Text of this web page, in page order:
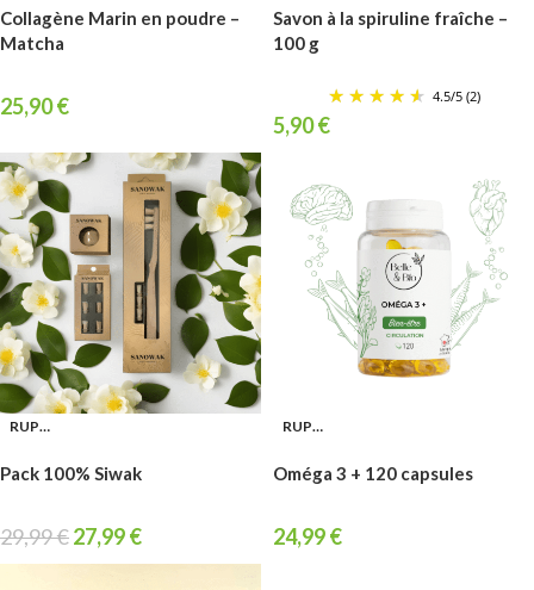
Collagène Marin en poudre –
Matcha
25,90€
Savon à la spiruline fraîche –
100 g
4.5/5 (2)
5,90€
RUPTURE
Pack 100% Siwak
29,99€27,99€
RUPTURE
Oméga 3 + 120 capsules
24,99€